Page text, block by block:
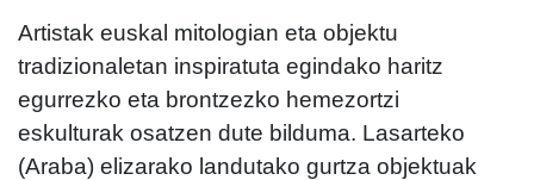
Artistak euskal mitologian eta objektu
tradizionaletan inspiratuta egindako haritz
egurrezko eta brontzezko hemezortzi
eskulturak osatzen dute bilduma. Lasarteko
(Araba) elizarako landutako gurtza objektuak